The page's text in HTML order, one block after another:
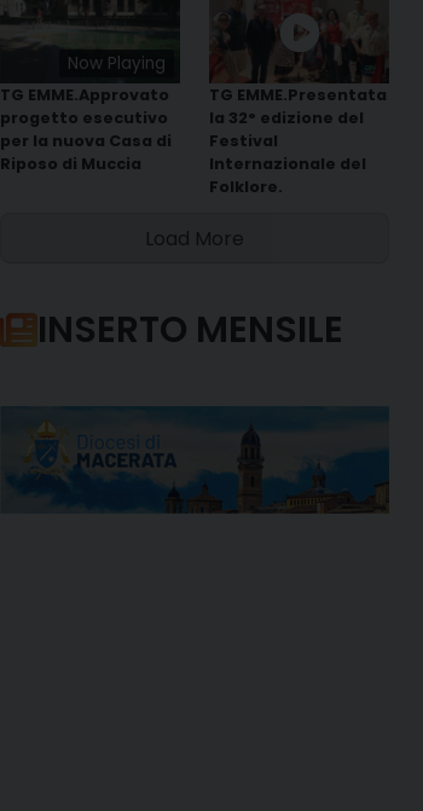
Now Playing
TG EMME.Approvato
progetto esecutivo
per la nuova Casa di
Riposo di Muccia
TG EMME.Presentata
la 32° edizione del
Festival
Internazionale del
Folklore.
Load More
INSERTO MENSILE